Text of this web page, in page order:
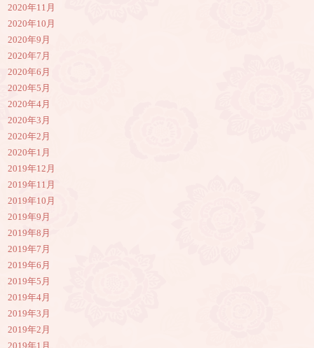
2020年11月
2020年10月
2020年9月
2020年7月
2020年6月
2020年5月
2020年4月
2020年3月
2020年2月
2020年1月
2019年12月
2019年11月
2019年10月
2019年9月
2019年8月
2019年7月
2019年6月
2019年5月
2019年4月
2019年3月
2019年2月
2019年1月